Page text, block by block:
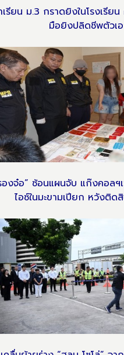
รียน ม.3 กราดยิงในโรงเรีย
มือยิงปลิดชีพตัวเ
องจ๋อ” ซ้อนแผนจับ แก๊งคอลฯ
ไอซ์ในมะขามเปียก หวังติด